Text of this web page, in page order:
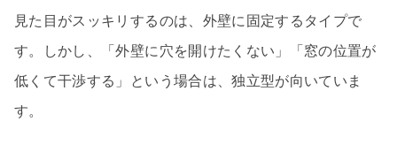
見た目がスッキリするのは、外壁に固定するタイプで
す。しかし、「外壁に穴を開けたくない」「窓の位置が
低くて干渉する」という場合は、独立型が向いていま
す。